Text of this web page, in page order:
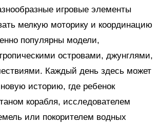
игровые элементы
мелкую моторику и координацию
популярны модели,
островами, джунглями,
Каждый день здесь может
историю, где ребенок
корабля, исследователем
или покорителем водных